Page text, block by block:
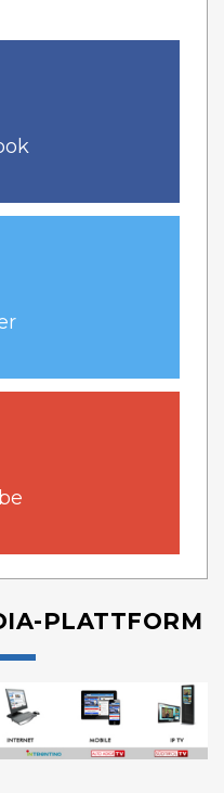
PLATTFORM